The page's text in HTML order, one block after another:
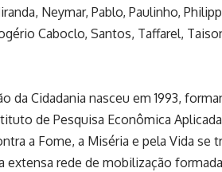
Neymar, Pablo, Paulinho,
Caboclo, Santos, Taffarel,
Cidadania nasceu em 1993,
de Pesquisa Econômica
a Fome, a Miséria e pela Vida
rede de mobilização